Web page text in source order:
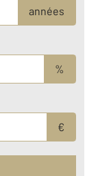
années
%
€